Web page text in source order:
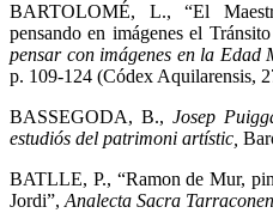
BARTOLOMÉ, L., “El
pensando en imágenes el
pensar con imágenes en la Edad
p. 109-124 (Códex Aquilarensis,
BASSEGODA, B., Josep
estudiós del patrimoni artístic,
BATLLE, P., “Ramon de Mur,
Jordi”, Analecta Sacra